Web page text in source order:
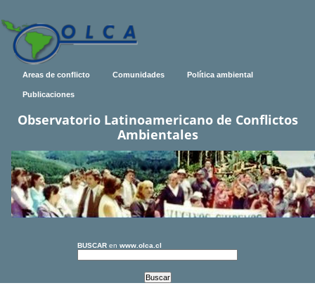
Areas de conflicto Comunidades Política ambiental
Publicaciones
Observatorio Latinoamericano de Conflictos
Ambientales
BUSCAR en www.olca.cl